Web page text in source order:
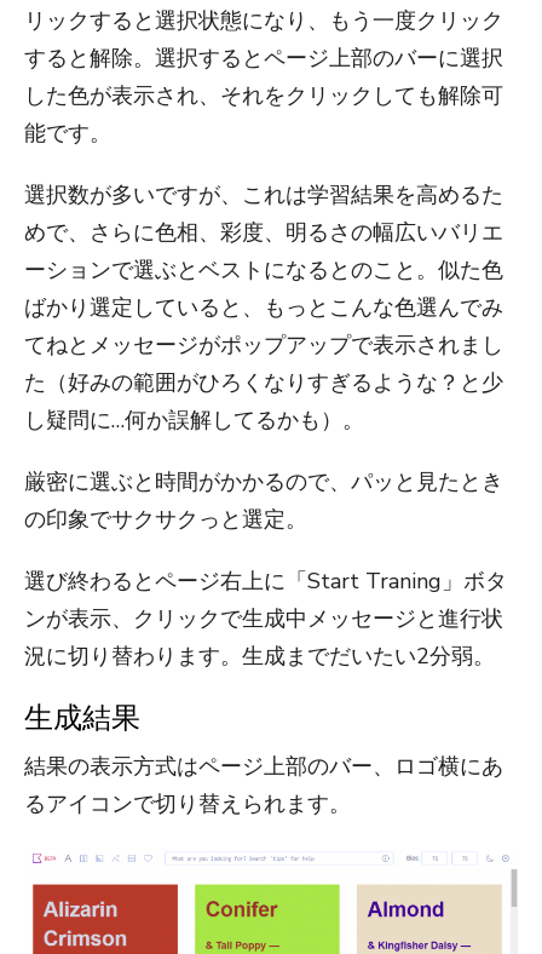
リックすると選択状態になり、もう一度クリック
すると解除。選択するとページ上部のバーに選択
した色が表示され、それをクリックしても解除可
能です。
選択数が多いですが、これは学習結果を高めるた
めで、さらに色相、彩度、明るさの幅広いバリエ
ーションで選ぶとベストになるとのこと。似た色
ばかり選定していると、もっとこんな色選んでみ
てねとメッセージがポップアップで表示されまし
た（好みの範囲がひろくなりすぎるような？と少
し疑問に…何か誤解してるかも）。
厳密に選ぶと時間がかかるので、パッと見たとき
の印象でサクサクっと選定。
選び終わるとページ右上に「Start Traning」ボタ
ンが表示、クリックで生成中メッセージと進行状
況に切り替わります。生成までだいたい2分弱。
生成結果
結果の表示方式はページ上部のバー、ロゴ横にあ
るアイコンで切り替えられます。